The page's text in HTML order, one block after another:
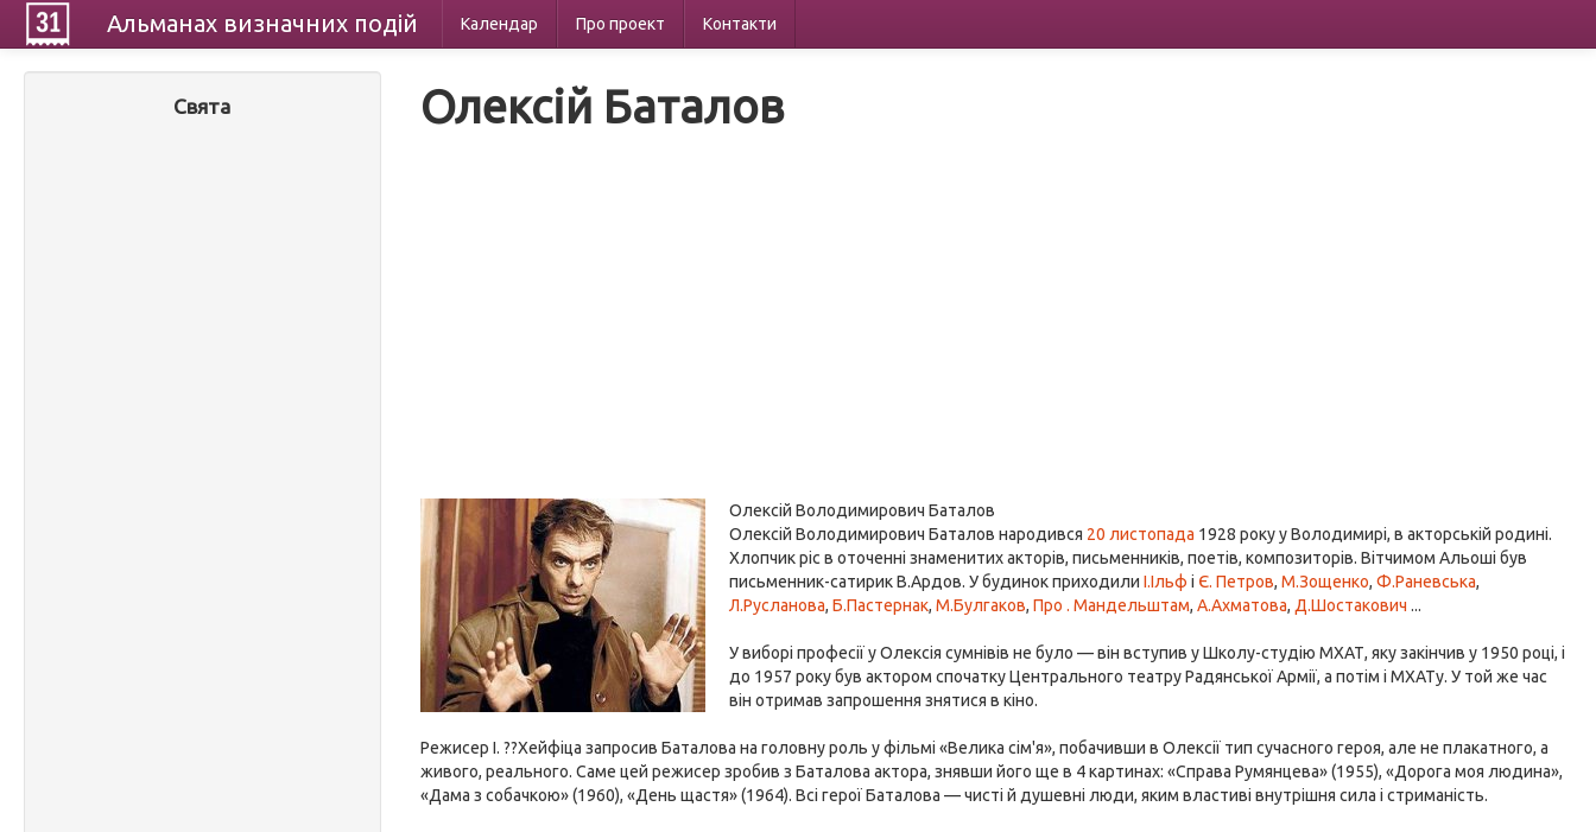
Альманах визначних подій Календар Про проект Контакти
Свята Олексій Баталов
Олексій Володимирович Баталов
Олексій Володимирович Баталов народився 20 листопада 1928 року у Володимирі, в акторській родині.
Хлопчик ріс в оточенні знаменитих акторів, письменників, поетів, композиторів. Вітчимом Альоші був
письменник-сатирик В.Ардов. У будинок приходилиІ.Ільф і Є. Петров,М.Зощенко,Ф.Раневська,
Л.Русланова,Б.Пастернак,М.Булгаков,Про . Мандельштам,А.Ахматова, Д.Шостакович ...
У виборі професії у Олексія сумнівів не було — він вступив у Школу-студію МХАТ, яку закінчив у 1950 році, і
до 1957 року був актором спочатку Центрального театру Радянської Армії, а потім і МХАТу. У той же час
він отримав запрошення знятися в кіно.
Режисер І. ??Хейфіца запросив Баталова на головну роль у фільмі «Велика сім'я», побачивши в Олексії тип сучасного героя, але не плакатного, а
живого, реального. Саме цей режисер зробив з Баталова актора, знявши його ще в 4 картинах: «Справа Румянцева» (1955), «Дорога моя людина»,
«Дама з собачкою» (1960), «День щастя» (1964). Всі герої Баталова — чисті й душевні люди, яким властиві внутрішня сила і стриманість.